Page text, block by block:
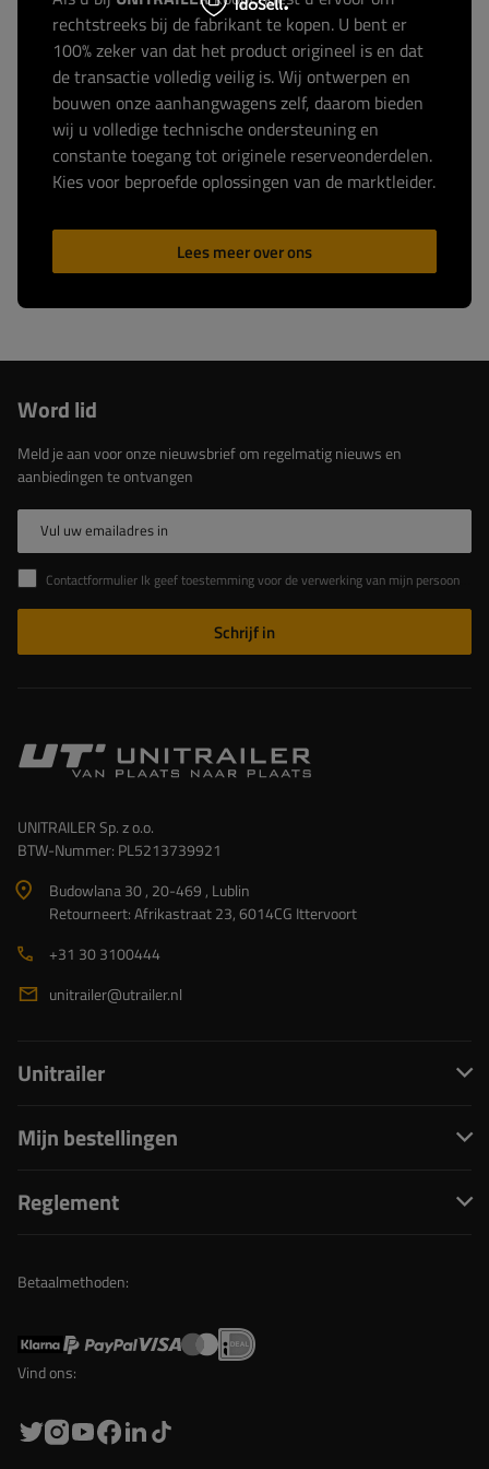
rechtstreeks bij de fabrikant te kopen. U bent er
100% zeker van dat het product origineel is en dat
de transactie volledig veilig is. Wij ontwerpen en
bouwen onze aanhangwagens zelf, daarom bieden
wij u volledige technische ondersteuning en
constante toegang tot originele reserveonderdelen.
Kies voor beproefde oplossingen van de marktleider.
Lees meer over ons
Word lid
Meld je aan voor onze nieuwsbrief om regelmatig nieuws en
aanbiedingen te ontvangen
Vul uw emailadres in
Contactformulier Ik geef toestemming voor de verwerking van mijn persoonlijke gegevens in het contactformulier in overeenstemming met de Verordening van het Europees Parlement en de Raad (EU)
Schrijf in
UNITRAILER Sp. z o.o.
BTW-Nummer: PL5213739921
Budowlana 30 , 20-469 , Lublin
Retourneert: Afrikastraat 23, 6014CG Ittervoort
+31 30 3100444
unitrailer@utrailer.nl
Unitrailer
Mijn bestellingen
Reglement
Betaalmethoden:
Vind ons: